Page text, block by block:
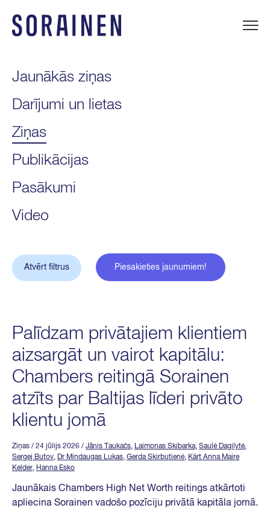
saturu
Jaunākās ziņas
Darījumi un lietas
Ziņas
Publikācijas
Pasākumi
Video
Palīdzam privātajiem klientiem
aizsargāt un vairot kapitālu:
Chambers reitingā Sorainen
atzīts par Baltijas līderi privāto
klientu jomā
Ziņas / 24 jūlijs 2026 / Jānis Taukačs, Laimonas Skibarka, Saulė Dagilytė,
Sergej Butov, Dr Mindaugas Lukas, Gerda Skirbutienė, Kärt Anna Maire
Kelder, Hanna Esko
Jaunākais Chambers High Net Worth reitings atkārtoti
apliecina Sorainen vadošo pozīciju privātā kapitāla jomā.
Atvērt filtrus Piesakieties jaunumiem!